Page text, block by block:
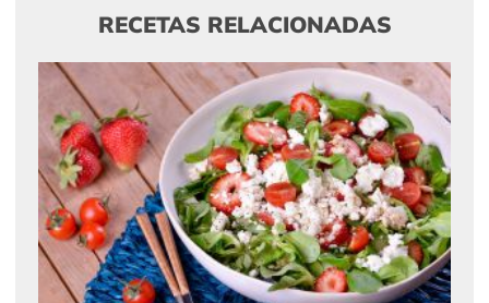
RECETAS RELACIONADAS